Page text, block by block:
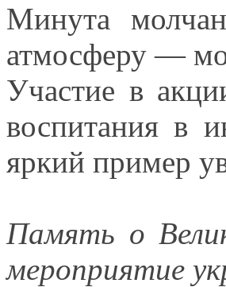
Минута
атмосферу —
Участие в
воспитанияв
яркий пример
Память о
мероприятие